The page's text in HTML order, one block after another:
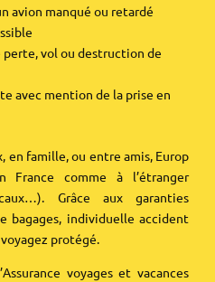
avion manqué ou retardé
perte, vol ou destruction de
avec mention de la prise en
en famille, ou entre amis, Europ
France comme à l’étranger
Grâce aux garanties
bagages, individuelle accident
protégé.
voyages et vacances